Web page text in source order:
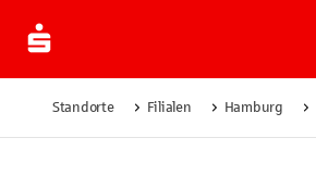
Standorte Filialen Hamburg